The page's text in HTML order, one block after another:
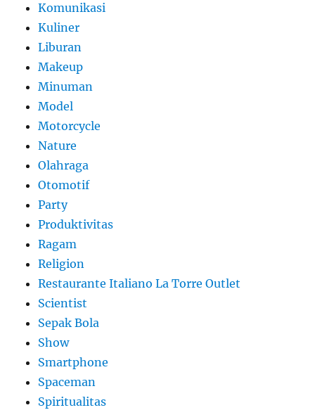
Komunikasi
Kuliner
Liburan
Makeup
Minuman
Model
Motorcycle
Nature
Olahraga
Otomotif
Party
Produktivitas
Ragam
Religion
Restaurante Italiano La Torre Outlet
Scientist
Sepak Bola
Show
Smartphone
Spaceman
Spiritualitas